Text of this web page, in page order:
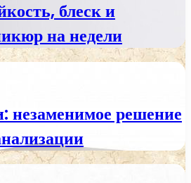
блеск и
на недели
незаменимое решение